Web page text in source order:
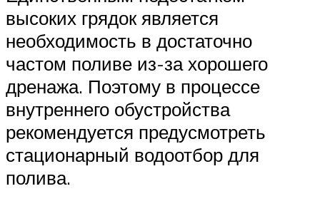
высоких грядок является
необходимость в достаточно
частом поливе из-за хорошего
дренажа. Поэтому в процессе
внутреннего обустройства
рекомендуется предусмотреть
стационарный водоотбор для
полива.